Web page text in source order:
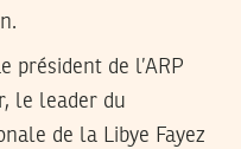
président de l’ARP
le leader du
de la Libye Fayez